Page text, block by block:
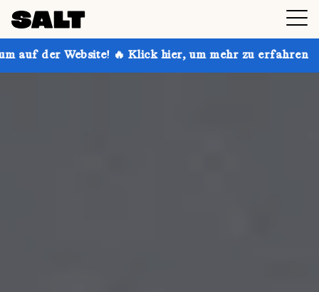
🔥 Klick hier, um mehr zu erfahren Hol dir bis zu